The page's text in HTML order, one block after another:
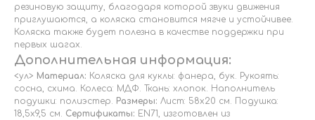
резиновую защиту, благодаря которой звуки движения
приглушаются, а коляска становится мягче и устойчивее.
Коляска также будет полезна в качестве поддержки при
первых шагах.
Дополнительная информация:
<ул> Материал: Коляска для куклы: фанера, бук. Рукоять:
сосна, схима. Колеса: МДФ. Ткань: хлопок. Наполнитель
подушки: полиэстер.
Размеры: Лист: 58х20 см. Подушка:
18,5х9,5 см. Сертификаты: EN71, изготовлен из